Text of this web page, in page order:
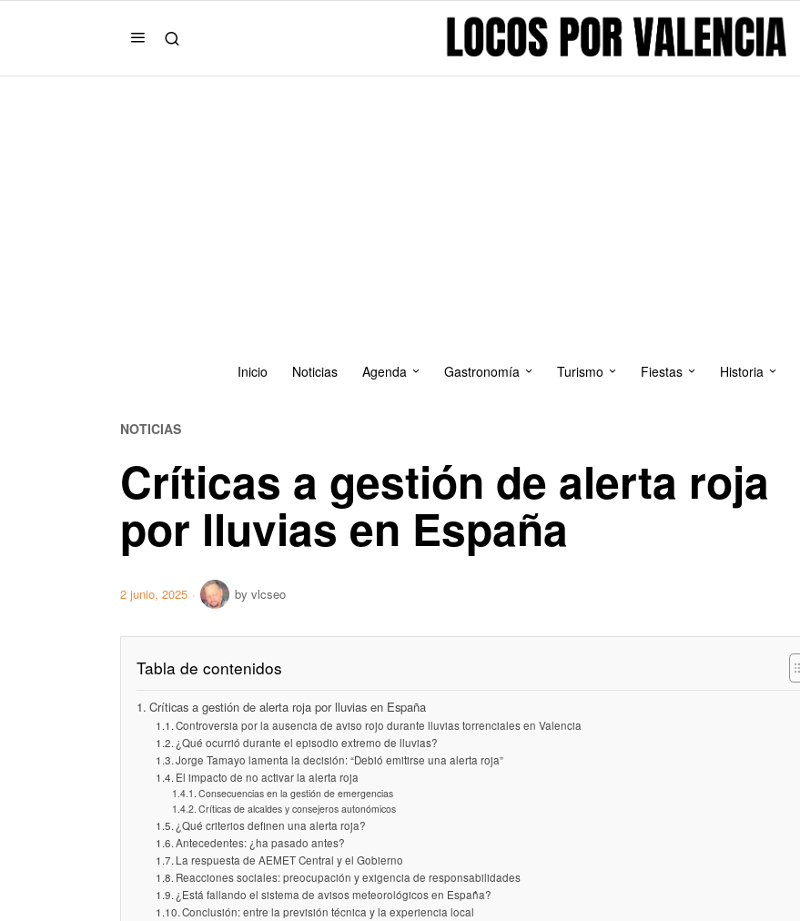
Inicio Noticias Agenda Gastronomía Turismo Fiestas Historia
NOTICIAS
Críticas a gestión de alerta roja
por lluvias en España
2 junio, 2025 by vlcseo
Tabla de contenidos
Críticas a gestión de alerta roja por lluvias en España
Controversia por la ausencia de aviso rojo durante lluvias torrenciales en Valencia
¿Qué ocurrió durante el episodio extremo de lluvias?
Jorge Tamayo lamenta la decisión: “Debió emitirse una alerta roja”
El impacto de no activar la alerta roja
Consecuencias en la gestión de emergencias
Críticas de alcaldes y consejeros autonómicos
¿Qué criterios definen una alerta roja?
Antecedentes: ¿ha pasado antes?
La respuesta de AEMET Central y el Gobierno
Reacciones sociales: preocupación y exigencia de responsabilidades
¿Está fallando el sistema de avisos meteorológicos en España?
Conclusión: entre la previsión técnica y la experiencia local